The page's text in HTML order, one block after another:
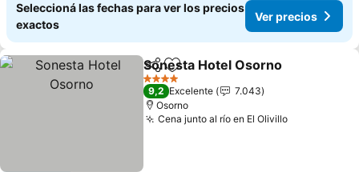
Seleccioná las fechas para ver los precios
exactos
Ver precios
CompartirAñadir a favoritos
Sonesta Hotel Osorno
4 Estrellas
9,2 Excelente
7.043
Osorno
Cena junto al río en El OlivilloVer precios